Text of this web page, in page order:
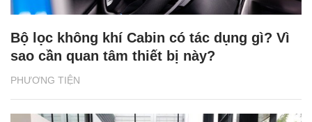
PHƯƠNG TIỆN
Bộ lọc không khí Cabin có tác dụng gì? Vì
sao cần quan tâm thiết bị này?